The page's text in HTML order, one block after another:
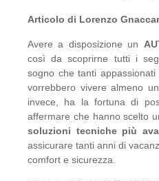
Articolo di Lorenzo
Avere a disposizione un
così da scoprirne tutti i
sogno che tanti
vorrebbero vivere almeno
invece, ha la fortuna di
affermare che hanno scelto
soluzioni tecniche più
assicurare tanti anni di
comfort e sicurezza.